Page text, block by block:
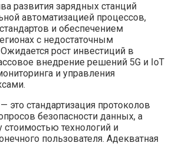
развития зарядных станций
автоматизацией процессов,
и обеспечением
с недостаточным
рост инвестиций в
внедрение решений 5G и IoT
и управления
стандартизация протоколов
безопасности данных, а
технологий и
пользователя. Адекватная